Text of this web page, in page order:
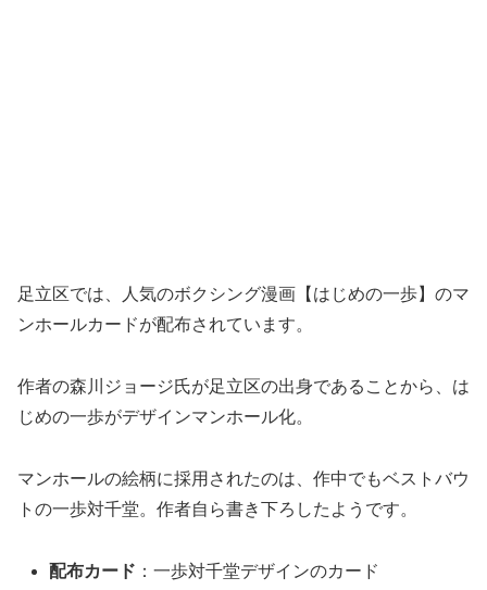
足立区では、人気のボクシング漫画【はじめの一歩】のマ
ンホールカードが配布されています。
作者の森川ジョージ氏が足立区の出身であることから、は
じめの一歩がデザインマンホール化。
マンホールの絵柄に採用されたのは、作中でもベストバウ
トの一歩対千堂。作者自ら書き下ろしたようです。
配布カード ：一歩対千堂デザインのカード